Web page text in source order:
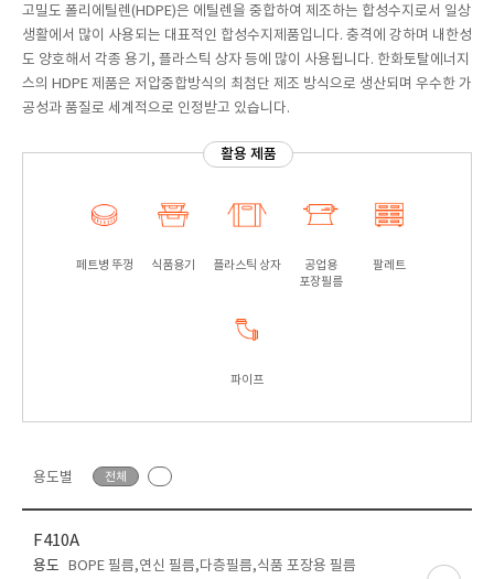
고밀도 폴리에틸렌(HDPE)은 에틸렌을 중합하여 제조하는 합성수지로서 일상
생활에서 많이 사용되는 대표적인 합성수지제품입니다. 충격에 강하며 내한성
도 양호해서 각종 용기, 플라스틱 상자 등에 많이 사용됩니다. 한화토탈에너지
스의 HDPE 제품은 저압중합방식의 최첨단 제조 방식으로 생산되며 우수한 가
공성과 품질로 세계적으로 인정받고 있습니다.
활용 제품
페트병 뚜껑 식품용기 플라스틱 상자
공업용
포장필름
팔레트
파이프
용도별 전체
F410A
용도 BOPE 필름,연신 필름,다층필름,식품 포장용 필름